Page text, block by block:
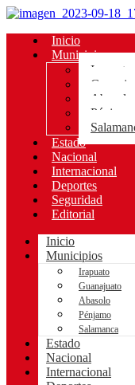
Inicio
Municipios
Irapuato
Abasolo
Pénjamo
Estado
Nacional
Internacional
Deportes
Seguridad
Editorial
Inicio
Municipios
Irapuato
Guanajuato
Abasolo
Pénjamo
Salamanca
Estado
Nacional
Internacional